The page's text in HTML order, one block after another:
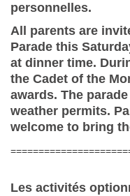
personnelles.
All parents are
Parade this
at dinner time.
the Cadet of the
awards. The
weather permits.
welcome to bring
Les activités